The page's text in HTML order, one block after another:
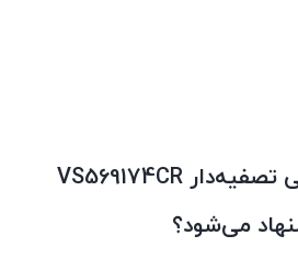
خرید شیر ظرفشویی تصفیه‌دار VS569174CR
می‌شود؟